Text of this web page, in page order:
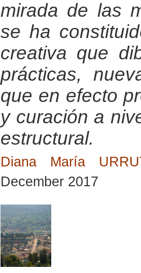
mirada de las
se ha
creativa que
prácticas,
que en efecto
y curación a
estructural.
Diana María
December 2017